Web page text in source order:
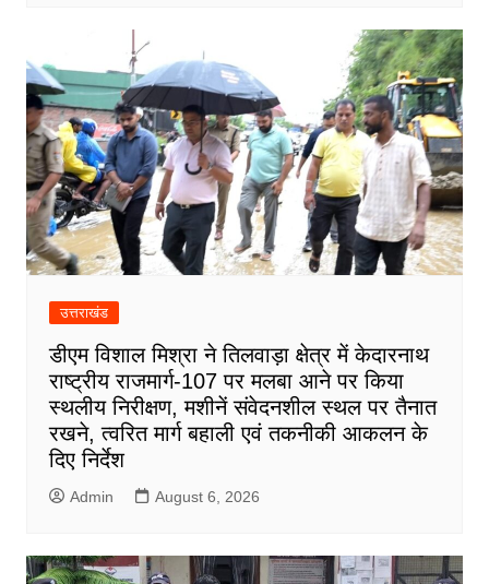
उत्तराखंड
डीएम विशाल मिश्रा ने तिलवाड़ा क्षेत्र में केदारनाथ
राष्ट्रीय राजमार्ग-107 पर मलबा आने पर किया
स्थलीय निरीक्षण, मशीनें संवेदनशील स्थल पर तैनात
रखने, त्वरित मार्ग बहाली एवं तकनीकी आकलन के
दिए निर्देश
Admin August 6, 2026